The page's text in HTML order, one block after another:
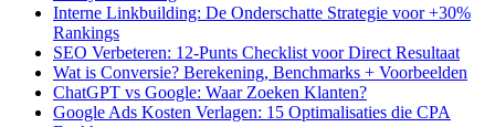
Interne Linkbuilding: De Onderschatte Strategie voor +30%
Rankings
SEO Verbeteren: 12-Punts Checklist voor Direct Resultaat
Wat is Conversie? Berekening, Benchmarks + Voorbeelden
ChatGPT vs Google: Waar Zoeken Klanten?
Google Ads Kosten Verlagen: 15 Optimalisaties die CPA